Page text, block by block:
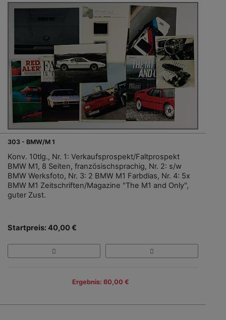
303 - BMW/M 1
Konv. 10tlg., Nr. 1: Verkaufsprospekt/Faltprospekt
BMW M1, 8 Seiten, französischsprachig, Nr. 2: s/w
BMW Werksfoto, Nr. 3: 2 BMW M1 Farbdias, Nr. 4: 5x
BMW M1 Zeitschriften/Magazine "The M1 and Only",
guter Zust.
Startpreis: 40,00 €
Ergebnis: 60,00 €